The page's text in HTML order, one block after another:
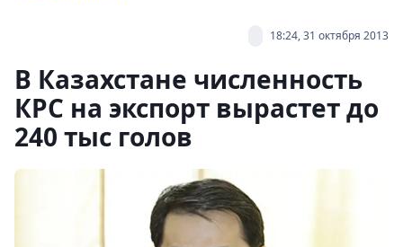
18:24, 31 октября 2013
В Казахстане численность
КРС на экспорт вырастет до
240 тыс голов